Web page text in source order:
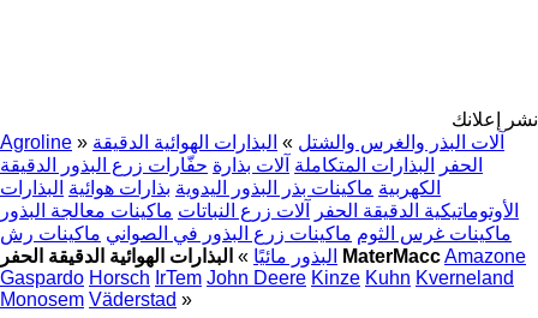
نشر إعلانك
Agroline » آلات البذر والغرس والشتل » البذارات الهوائية الدقيقة
الحفر
البذارات المتكاملة آلات بذارة حفّارات زرع البذور الدقيقة
الكهربية ماكينات بذر البذور اليدوية بذارات هوائية البذارات
الأوتوماتيكية الدقيقة الحفر
آلات زرع النباتات ماكينات معالجة البذور
ماكينات غرس الثوم ماكينات زرع البذور في الصواني ماكينات رش
البذور مائيًا » البذارات الهوائية الدقيقة الحفر MaterMaccAmazone
Gaspardo Horsch IrTem John Deere Kinze Kuhn Kverneland
Monosem Väderstad »